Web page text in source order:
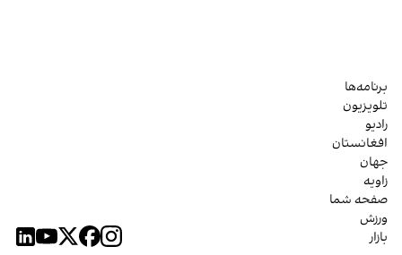
برنامه‌ها
تلویزیون
رادیو
افغانستان
جهان
زاویه
صفحه شما
ورزش
بازار